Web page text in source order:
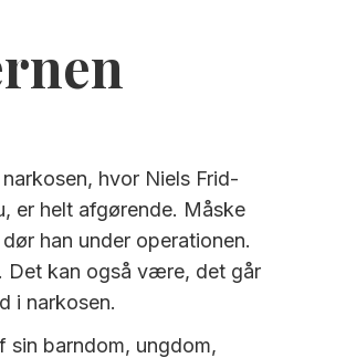
hvor Niels Frid-
er helt afgørende. Måske
han under operationen.
Det kan også være, det går
i narkosen.
sin barndom, ungdom,